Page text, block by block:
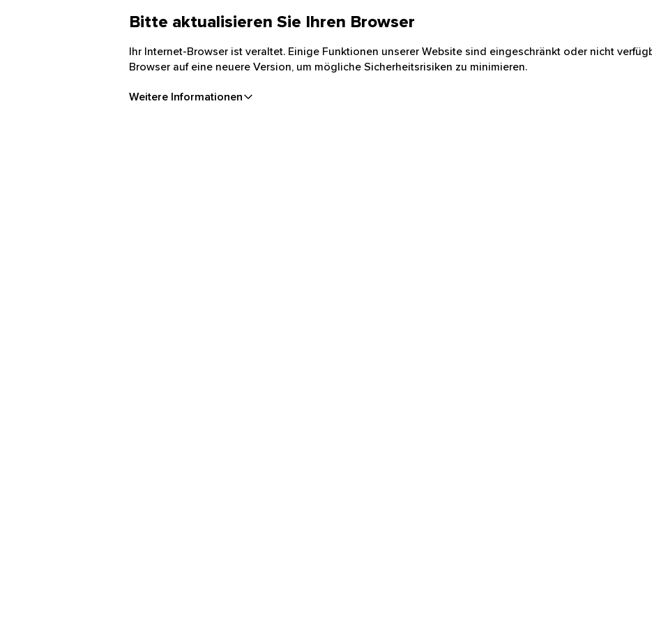
Bitte aktualisieren Sie Ihren Browser
Ihr Internet-Browser ist veraltet. Einige Funktionen unserer Website sind eingeschränkt oder nicht
Browser auf eine neuere Version, um mögliche Sicherheitsrisiken zu minimieren.
Weitere Informationen